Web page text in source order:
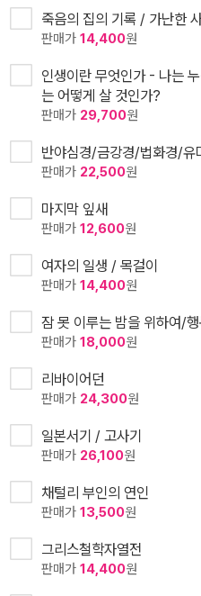
죽음의 집의 기록 / 가난한
판매가 14,400원
인생이란 무엇인가 - 나는
는 어떻게 살 것인가?
판매가 29,700원
반야심경/금강경/법화경/유
판매가 22,500원
마지막 잎새
판매가 12,600원
여자의 일생 / 목걸이
판매가 14,400원
잠 못 이루는 밤을 위하여/
판매가 18,000원
리바이어던
판매가 24,300원
일본서기 / 고사기
판매가 26,100원
채털리 부인의 연인
판매가 13,500원
그리스철학자열전
판매가 14,400원